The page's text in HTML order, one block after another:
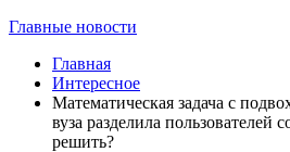
Главные новости
Главная
Интересное
Математическая задача с
вуза разделила пользователей
решить?